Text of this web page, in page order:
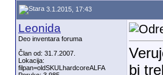
3.1.2015, 17:43
Leonida
Deo inventara foruma
Član od: 31.7.2007.
Lokacija:
filpan=oldSKULhardcoreALFA
bi